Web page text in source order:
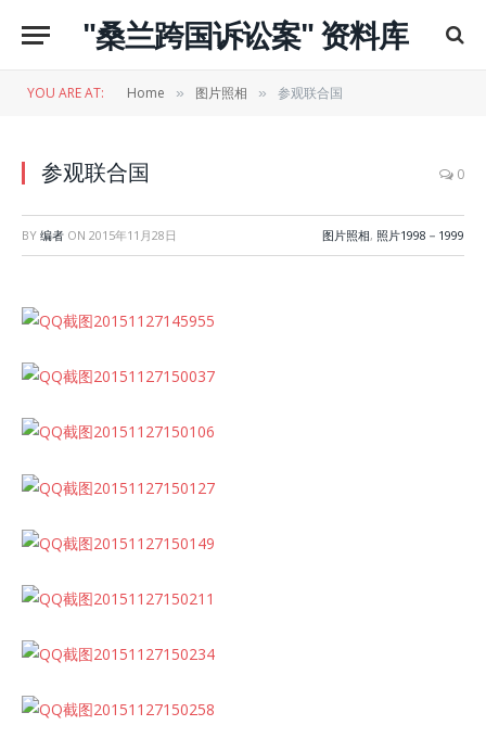
"桑兰跨国诉讼案" 资料库
YOU ARE AT: Home » 图片照相 » 参观联合国
参观联合国 0
BY 编者 ON 2015年11月28日 图片照相, 照片1998－1999